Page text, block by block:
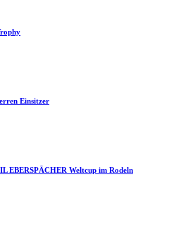
Einsitzer
EBERSPÄCHER Weltcup im Rodeln